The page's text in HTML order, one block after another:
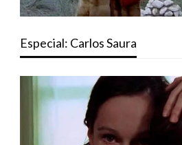
Especial: Carlos Saura